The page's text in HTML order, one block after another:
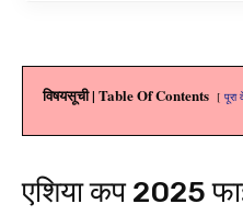
विषयसूची | Table Of Contents पूरा
एशिया कप 2025